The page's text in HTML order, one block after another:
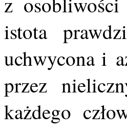
istota
uchwycona i
przez
każdego